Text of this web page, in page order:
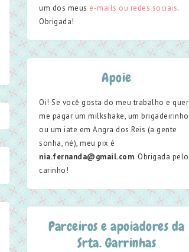
um dos meus e-mails ou redes sociais.
Obrigada!
Apoie
Oi! Se você gosta do meu trabalho e quer
me pagar um milkshake, um brigadeirinho
ou um iate em Angra dos Reis (a gente
sonha, né), meu pix é
nia.fernanda@gmail.com. Obrigada pelo
carinho!
Parceiros e apoiadores da
Srta. Garrinhas